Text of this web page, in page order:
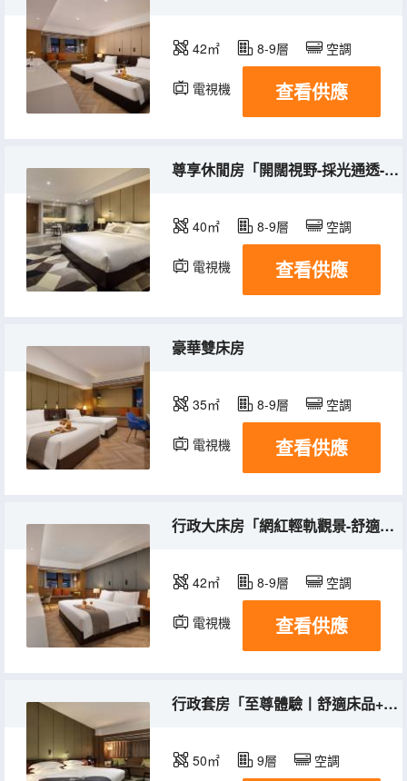
42㎡ 8-9層 空調
電視機 查看供應
尊享休閒房「開闊視野-採光通透-休閒棋牌」
40㎡ 8-9層 空調
電視機 查看供應
豪華雙床房
35㎡ 8-9層 空調
電視機 查看供應
行政大床房「網紅輕軌觀景-舒適加倍-護目影視」
42㎡ 8-9層 空調
電視機 查看供應
行政套房「至尊體驗丨舒適床品+獅子坪輕軌景」
50㎡ 9層 空調